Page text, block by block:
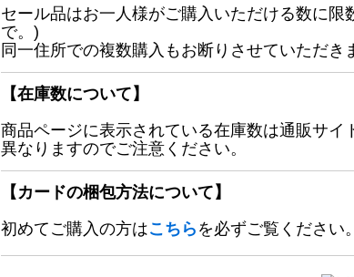
セール品はお一人様がご購入いただける数に
で。)
同一住所での複数購入もお断りさせていただき
【在庫数について】
商品ページに表示されている在庫数は通販サ
異なりますのでご注意ください。
【カードの梱包方法について】
初めてご購入の方はこちら を必ずご覧ください。